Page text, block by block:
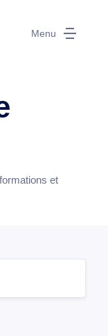
Menu
et